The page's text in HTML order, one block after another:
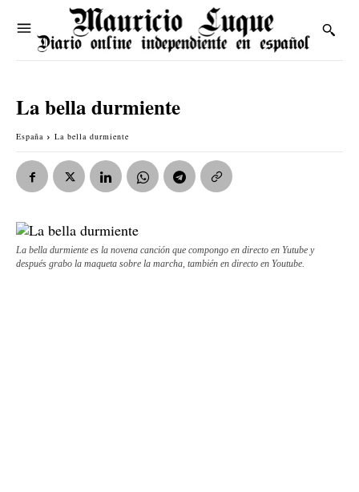
La bella durmiente
España La bella durmiente
La bella durmiente es la novena canción que compongo en directo en Yutube y
después grabo la maqueta sobre la marcha, también en directo en Youtube.